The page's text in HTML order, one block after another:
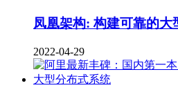
凤凰架构: 构建可靠的大
2022-04-29